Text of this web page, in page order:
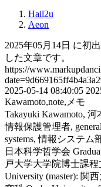
Hail2u
Aeon
2025年05月14日 に初
した文章です。
https://
2025-05-14 08:40:05
Kawamoto,note,メモ
Takayuki Kawamoto, 河
情報保護管理者,
systems, 情報システム
日本科学哲学会
戸大学大学院博士課
University (master): 関